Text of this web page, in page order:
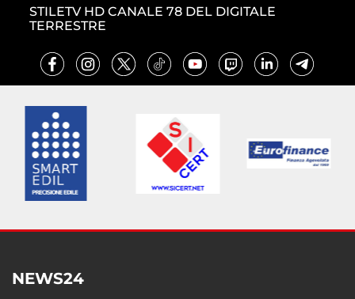
STILETV HD CANALE 78 DEL DIGITALE
TERRESTRE
NEWS24